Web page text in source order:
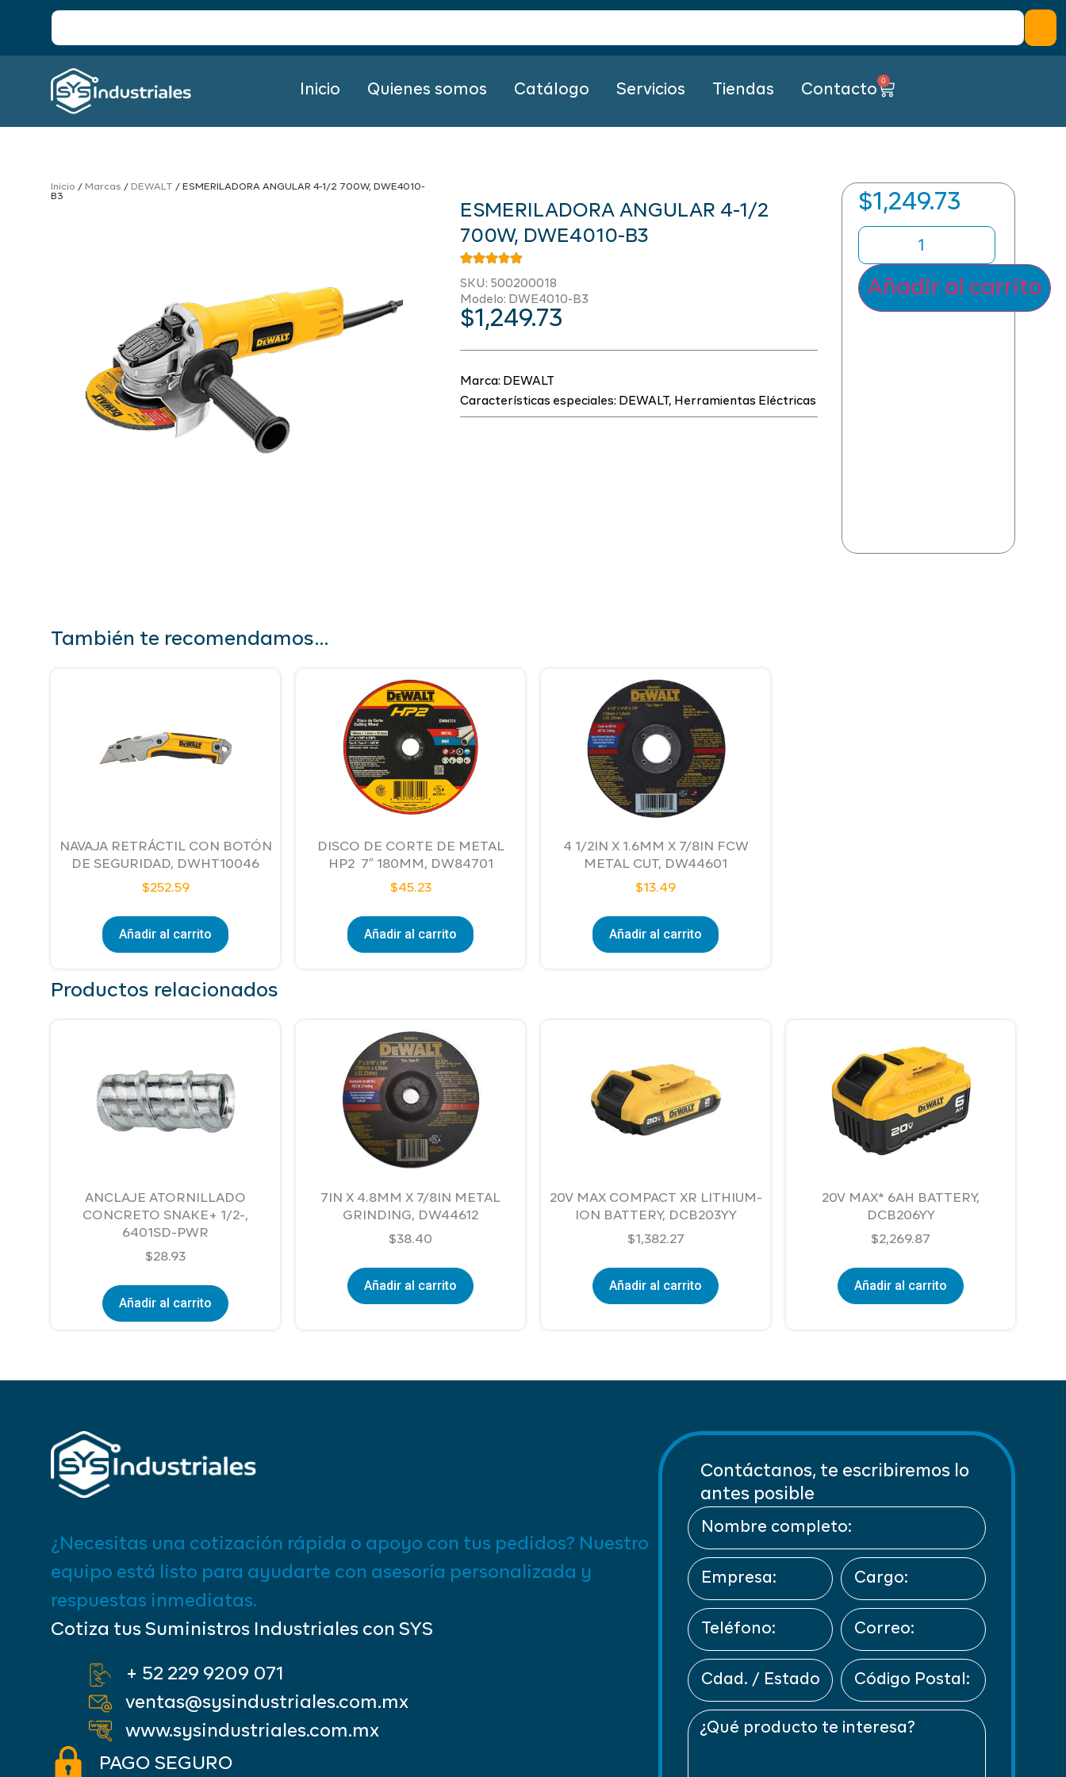
Inicio Quienes somos Catálogo Servicios Tiendas Contacto
0
Inicio / Marcas / DEWALT / ESMERILADORA ANGULAR 4-1/2 700W, DWE4010-
B3
ESMERILADORA ANGULAR 4-1/2
700W, DWE4010-B3
SKU: 500200018
Modelo: DWE4010-B3
$1,249.73
Marca: DEWALT
Características especiales: DEWALT, Herramientas Eléctricas
$1,249.73
Añadir al carrito
También te recomendamos…
NAVAJA RETRÁCTIL CON BOTÓN
DE SEGURIDAD, DWHT10046
$252.59
Añadir al carrito
DISCO DE CORTE DE METAL
HP2 7″ 180MM, DW84701
$45.23
Añadir al carrito
4 1/2IN X 1.6MM X 7/8IN FCW
METAL CUT, DW44601
$13.49
Añadir al carrito
Productos relacionados
ANCLAJE ATORNILLADO
CONCRETO SNAKE+ 1/2-,
6401SD-PWR
$28.93
Añadir al carrito
7IN X 4.8MM X 7/8IN METAL
GRINDING, DW44612
$38.40
Añadir al carrito
20V MAX COMPACT XR LITHIUM-
ION BATTERY, DCB203YY
$1,382.27
Añadir al carrito
20V MAX* 6AH BATTERY,
DCB206YY
$2,269.87
Añadir al carrito
¿Necesitas una cotización rápida o apoyo con tus pedidos? Nuestro
equipo está listo para ayudarte con asesoría personalizada y
respuestas inmediatas.
Cotiza tus Suministros Industriales con SYS
+ 52 229 9209 071
ventas@sysindustriales.com.mx
www.sysindustriales.com.mx
PAGO SEGURO
Contáctanos, te escribiremos lo
antes posible